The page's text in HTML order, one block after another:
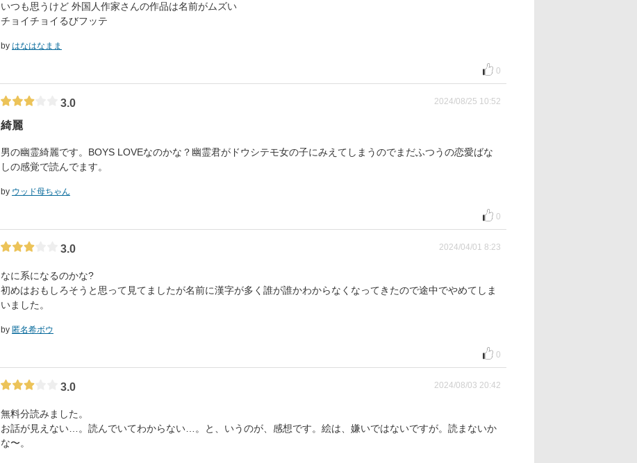
いつも思うけど 外国人作家さんの作品は名前がムズい
チョイチョイるびフッテ
by はなはなまま
0
3.0 2024/08/25 10:52
綺麗
男の幽霊綺麗です。BOYS LOVEなのかな？幽霊君がドウシテモ女の子にみえてしまうのでまだふつうの恋愛ばな
しの感覚で読んでます。
by ウッド母ちゃん
0
3.0 2024/04/01 8:23
なに系になるのかな?
初めはおもしろそうと思って見てましたが名前に漢字が多く誰が誰かわからなくなってきたので途中でやめてしま
いました。
by 匿名希ボウ
0
3.0 2024/08/03 20:42
無料分読みました。
お話が見えない…。読んでいてわからない…。と、いうのが、感想です。絵は、嫌いではないですが。読まないか
な〜。